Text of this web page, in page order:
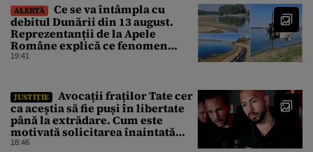
ALERTĂ
Ce se va întâmpla cu
debitul Dunării din 13 august.
Reprezentanții de la Apele
Române explică ce fenomen
urmează
19:41
JUSTIȚIE
Avocații fraților Tate cer
ca aceștia să fie puși în libertate
până la extrădare. Cum este
motivată solicitarea înaintată
instanței
18:46